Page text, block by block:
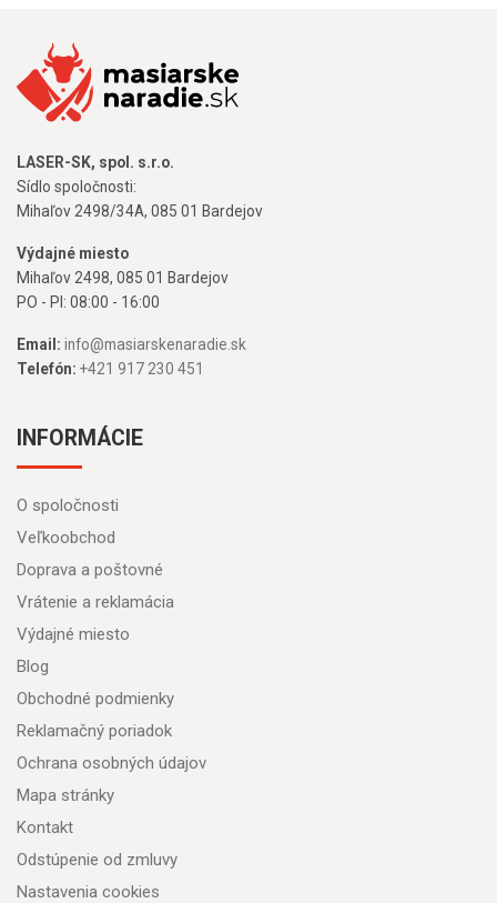
LASER-SK, spol. s.r.o.
Sídlo spoločnosti:
Mihaľov 2498/34A, 085 01 Bardejov
Výdajné miesto
Mihaľov 2498, 085 01 Bardejov
PO - PI: 08:00 - 16:00
Email: info@masiarskenaradie.sk
Telefón: +421 917 230 451
INFORMÁCIE
O spoločnosti
Veľkoobchod
Doprava a poštovné
Vrátenie a reklamácia
Výdajné miesto
Blog
Obchodné podmienky
Reklamačný poriadok
Ochrana osobných údajov
Mapa stránky
Kontakt
Odstúpenie od zmluvy
Nastavenia cookies